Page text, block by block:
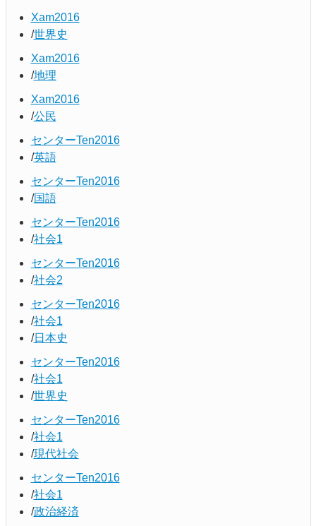
Xam2016
世界史
Xam2016
地理
Xam2016
公民
センターTen2016
英語
センターTen2016
国語
センターTen2016
社会1
センターTen2016
社会2
センターTen2016
社会1
日本史
センターTen2016
社会1
世界史
センターTen2016
社会1
現代社会
センターTen2016
社会1
政治経済